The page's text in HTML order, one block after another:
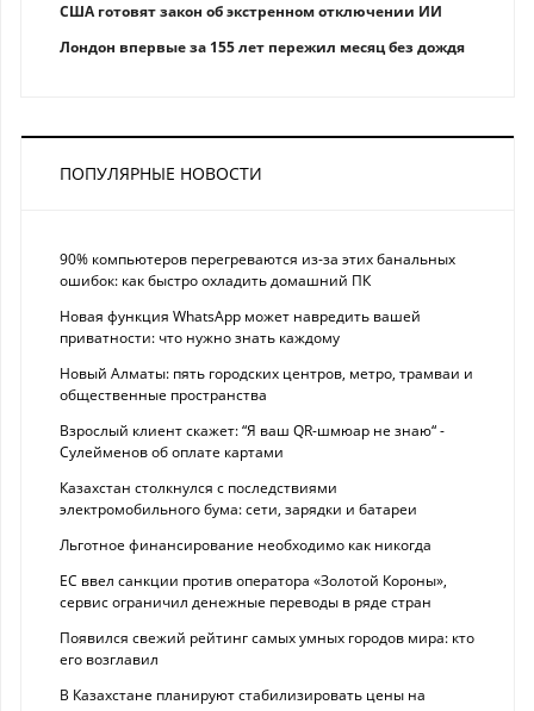
США готовят закон об экстренном отключении ИИ
Лондон впервые за 155 лет пережил месяц без дождя
ПОПУЛЯРНЫЕ НОВОСТИ
90% компьютеров перегреваются из-за этих банальных
ошибок: как быстро охладить домашний ПК
Новая функция WhatsApp может навредить вашей
приватности: что нужно знать каждому
Новый Алматы: пять городских центров, метро, трамваи и
общественные пространства
Взрослый клиент скажет: “Я ваш QR-шмюар не знаю“ -
Сулейменов об оплате картами
Казахстан столкнулся с последствиями
электромобильного бума: сети, зарядки и батареи
Льготное финансирование необходимо как никогда
ЕС ввел санкции против оператора «Золотой Короны»,
сервис ограничил денежные переводы в ряде стран
Появился свежий рейтинг самых умных городов мира: кто
его возглавил
В Казахстане планируют стабилизировать цены на